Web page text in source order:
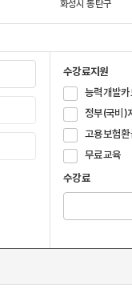
화성시 동탄구
수강료지원
능력개발
정부(국비)
고용보험
무료교육
수강료